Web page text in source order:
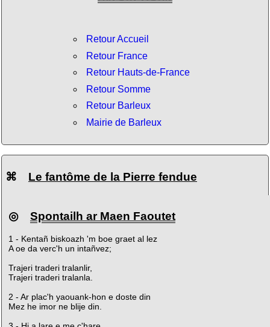
Retour Accueil
Retour France
Retour Hauts-de-France
Retour Somme
Retour Barleux
Mairie de Barleux
⌘ Le fantôme de la Pierre fendue
◎ Spontailh ar Maen Faoutet
1 - Kentañ biskoazh 'm boe graet al lez
A oe da verc'h un intañvez;
Trajeri traderi tralanlir,
Trajeri traderi tralanla.
2 - Ar plac'h yaouank-hon e doste din
Mez he imor ne blije din.